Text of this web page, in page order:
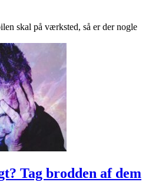
skal på værksted, så er der nogle
Tag brodden af dem